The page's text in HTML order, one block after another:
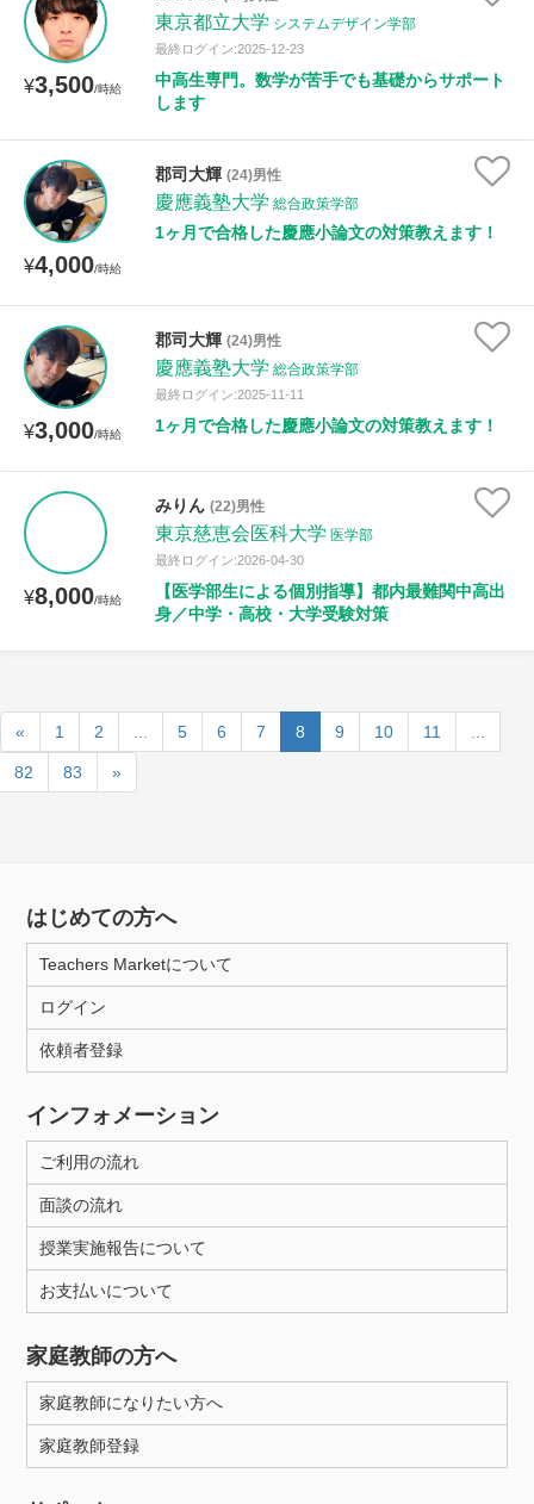
¥3,500/時給
東京都立大学 システムデザイン学部
最終ログイン:2025-12-23
中高生専門。数学が苦手でも基礎からサポート
します
¥4,000/時給
郡司大輝 (24)男性
慶應義塾大学 総合政策学部
1ヶ月で合格した慶應小論文の対策教えます！
¥3,000/時給
郡司大輝 (24)男性
慶應義塾大学 総合政策学部
最終ログイン:2025-11-11
1ヶ月で合格した慶應小論文の対策教えます！
¥8,000/時給
みりん (22)男性
東京慈恵会医科大学 医学部
最終ログイン:2026-04-30
【医学部生による個別指導】都内最難関中高出
身／中学・高校・大学受験対策
« 1 2 5 6 7 8 9 10 11
82 83 »
はじめての方へ
Teachers Marketについて
ログイン
依頼者登録
インフォメーション
ご利用の流れ
面談の流れ
授業実施報告について
お支払いについて
家庭教師の方へ
家庭教師になりたい方へ
家庭教師登録